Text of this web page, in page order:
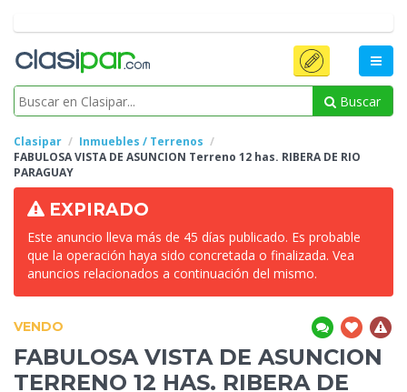
Buscar
Clasipar
Inmuebles / Terrenos
FABULOSA VISTA DE ASUNCION Terreno 12 has. RIBERA DE RIO
PARAGUAY
EXPIRADO
Este anuncio lleva más de 45 días publicado. Es probable
que la operación haya sido concretada o finalizada. Vea
anuncios relacionados a continuación del mismo.
VENDO
FABULOSA VISTA DE ASUNCION
TERRENO 12 HAS. RIBERA DE